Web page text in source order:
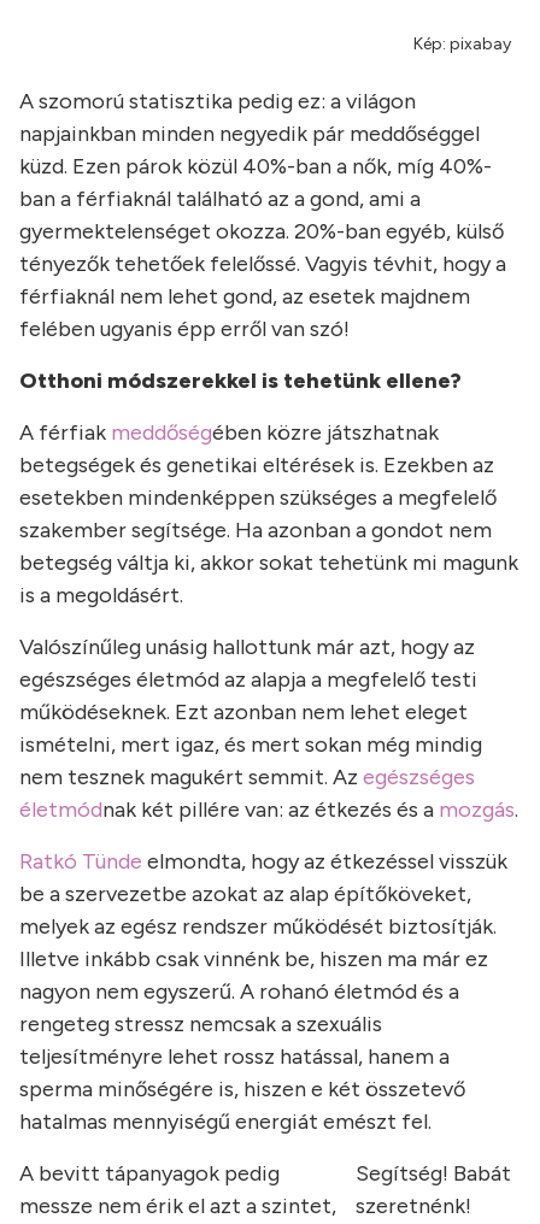
Kép: pixabay
A szomorú statisztika pedig ez: a világon
napjainkban minden negyedik pár meddőséggel
küzd. Ezen párok közül 40%-ban a nők, míg 40%-
ban a férfiaknál található az a gond, ami a
gyermektelenséget okozza. 20%-ban egyéb, külső
tényezők tehetőek felelőssé. Vagyis tévhit, hogy a
férfiaknál nem lehet gond, az esetek majdnem
felében ugyanis épp erről van szó!
Otthoni módszerekkel is tehetünk ellene?
A férfiak meddőségében közre játszhatnak
betegségek és genetikai eltérések is. Ezekben az
esetekben mindenképpen szükséges a megfelelő
szakember segítsége. Ha azonban a gondot nem
betegség váltja ki, akkor sokat tehetünk mi magunk
is a megoldásért.
Valószínűleg unásig hallottunk már azt, hogy az
egészséges életmód az alapja a megfelelő testi
működéseknek. Ezt azonban nem lehet eleget
ismételni, mert igaz, és mert sokan még mindig
nem tesznek magukért semmit. Az egészséges
életmódnak két pillére van: az étkezés és a mozgás.
Ratkó Tünde elmondta, hogy az étkezéssel visszük
be a szervezetbe azokat az alap építőköveket,
melyek az egész rendszer működését biztosítják.
Illetve inkább csak vinnénk be, hiszen ma már ez
nagyon nem egyszerű. A rohanó életmód és a
rengeteg stressz nemcsak a szexuális
teljesítményre lehet rossz hatással, hanem a
sperma minőségére is, hiszen e két összetevő
hatalmas mennyiségű energiát emészt fel.
Segítség! Babát
szeretnénk!
A bevitt tápanyagok pedig
messze nem érik el azt a szintet,